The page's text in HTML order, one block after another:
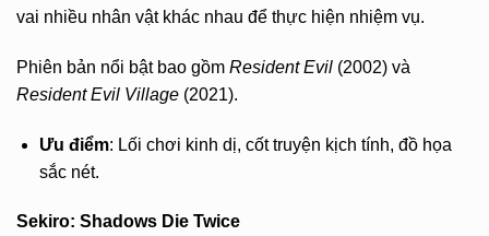
vai nhiều nhân vật khác nhau để thực hiện nhiệm vụ.
Phiên bản nổi bật bao gồm Resident Evil (2002) và
Resident Evil Village (2021).
Ưu điểm: Lối chơi kinh dị, cốt truyện kịch tính, đồ họa
sắc nét.
Sekiro: Shadows Die Twice